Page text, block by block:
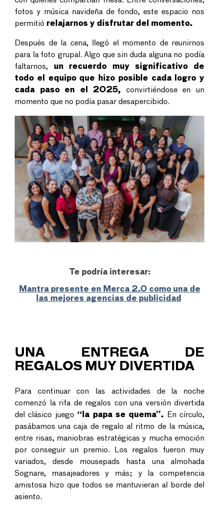
fotos y música navideña de fondo, este espacio nos
permitió relajarnos y disfrutar del momento.
Después de la cena, llegó el momento de reunirnos
para la foto grupal. Algo que sin duda alguna no podía
faltarnos, un recuerdo muy significativo de
todo el equipo que hizo posible cada logro y
cada paso en el 2025, convirtiéndose en un
momento que no podía pasar desapercibido.
Te podría interesar:
Mantra presente en Merca 2.0 como una de
las mejores agencias de publicidad
UNA ENTREGA DE
REGALOS MUY DIVERTIDA
Para continuar con las actividades de la noche
comenzó la rifa de regalos con una versión divertida
del clásico juego “la papa se quema”. En círculo,
pasábamos una caja de regalo al ritmo de la música,
entre risas, maniobras estratégicas y mucha emoción
por conseguir un premio. Los regalos fueron muy
variados, desde mousepads hasta una almohada
Sognare, masajeadores y más; y la competencia
amistosa hizo que todos se mantuvieran al borde del
asiento.